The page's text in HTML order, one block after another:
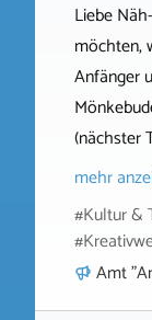
Liebe
möchten,
Anfänger
(nächster
mehr
#Kultur &
Amt